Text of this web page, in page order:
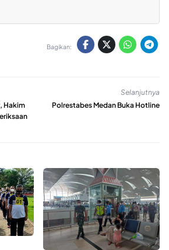
Bagikan:
Hakim
Selanjutnya
Polrestabes Medan Buka Hotline